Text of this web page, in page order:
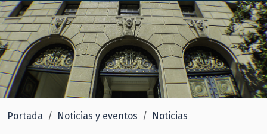
Portada Noticias y eventos Noticias